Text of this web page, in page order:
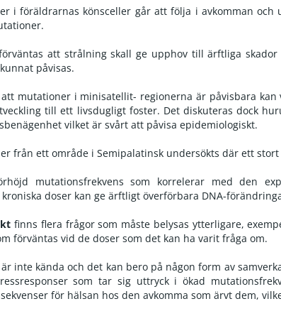
i föräldrarnas könsceller går att följa i avkomman
att strålning skall ge upphov till ärftliga
påvisas.
mutationer i minisatellit- regionerna är påvisbara
till ett livsdugligt foster. Det diskuteras dock
vilket är svårt att påvisa epidemiologiskt.
från ett område i Semipalatinsk undersökts där ett
mutationsfrekvens som korrelerar med den
doser kan ge ärftligt överförbara DNA-
finns flera frågor som måste belysas ytterligare,
förväntas vid de doser som det kan ha varit fråga om.
inte kända och det kan bero på någon form av
som tar sig uttryck i ökad
för hälsan hos den avkomma som ärvt dem,